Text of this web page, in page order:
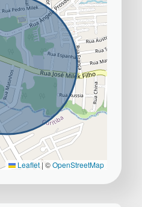
Leaflet | ©OpenStreetMap